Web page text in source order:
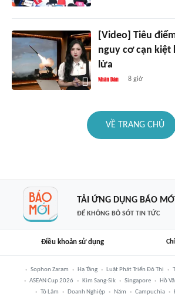
[Video] Tiêu
nguy cơ cạn
lửa
8 giờ
VỀ TRANG CHỦ
TẢI ỨNG DỤNG BÁO MỚI
ĐỂ KHÔNG BỎ SÓT TIN TỨC
Điều khoản sử dụng
Sophon Zaram Hạ Tầng Luật Phát Triển Đô Thị
ASEAN Cup 2026
Kim Sang-Sik Singapore Hồ
Tô Lâm
Doanh Nghiệp Năm Campuchia